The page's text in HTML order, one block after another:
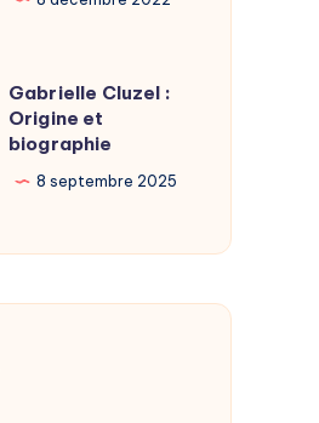
Gabrielle Cluzel :
Origine et
biographie
8 septembre 2025